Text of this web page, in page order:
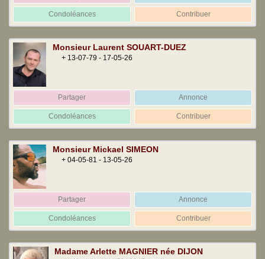
Condoléances Contribuer
Monsieur Laurent SOUART-DUEZ
+ 13-07-79 - 17-05-26
Partager Annonce
Condoléances Contribuer
Monsieur Mickael SIMEON
+ 04-05-81 - 13-05-26
Partager Annonce
Condoléances Contribuer
Madame Arlette MAGNIER née DIJON